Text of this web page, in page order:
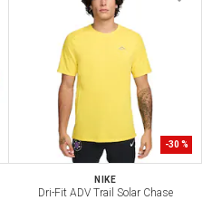
-30 %
NIKE
Dri-Fit ADV Trail Solar Chase